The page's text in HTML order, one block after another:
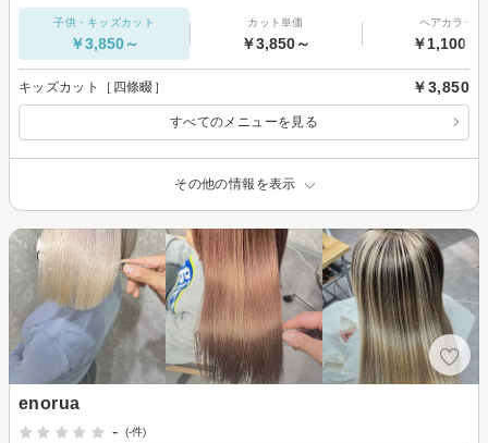
子供・キッズカット
￥3,850～
カット単価
￥3,850～
ヘアカラー
￥1,100～
キッズカット［四條畷］ ￥3,850
すべてのメニューを見る
その他の情報を表示
enorua
-
(-件)